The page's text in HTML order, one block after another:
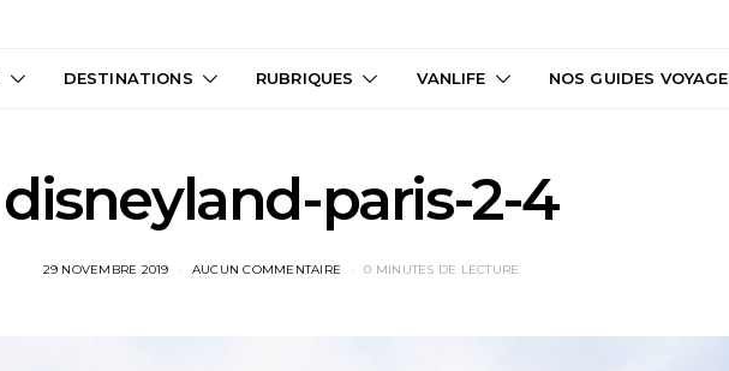
DESTINATIONS RUBRIQUES VANLIFE NOS GUIDES VOYAGE
disneyland-paris-2-4
29 NOVEMBRE 2019 AUCUN COMMENTAIRE 0 MINUTES DE LECTURE